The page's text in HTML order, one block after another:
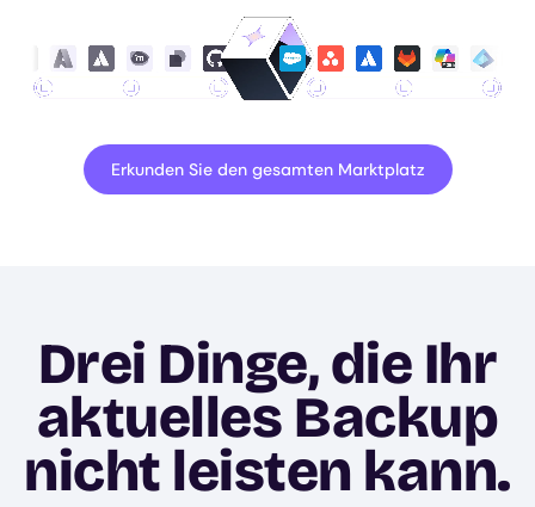
Erkunden Sie den gesamten Marktplatz
Drei Dinge, die Ihr
aktuelles Backup
nicht leisten kann.